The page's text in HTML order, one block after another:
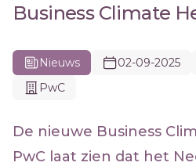
Business Climate
Nieuws 02-09-2025
PwC
De nieuwe Business
PwC laat zien dat het